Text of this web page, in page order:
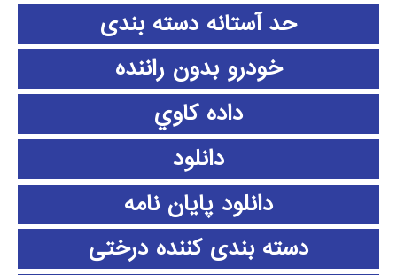
حد آستانه دسته بندی
خودرو بدون راننده
داده كاوي
دانلود
دانلود پايان نامه
دسته بندی کننده درختی